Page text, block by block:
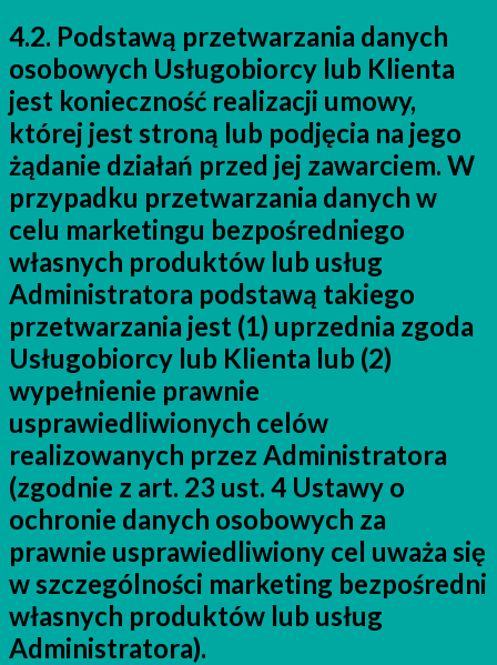
4.2. Podstawą przetwarzania danych
osobowych Usługobiorcy lub Klienta
jest konieczność realizacji umowy,
której jest stroną lub podjęcia na jego
żądanie działań przed jej zawarciem. W
przypadku przetwarzania danych w
celu marketingu bezpośredniego
własnych produktów lub usług
Administratora podstawą takiego
przetwarzania jest (1) uprzednia zgoda
Usługobiorcy lub Klienta lub (2)
wypełnienie prawnie
usprawiedliwionych celów
realizowanych przez Administratora
(zgodnie z art. 23 ust. 4 Ustawy o
ochronie danych osobowych za
prawnie usprawiedliwiony cel uważa się
w szczególności marketing bezpośredni
własnych produktów lub usług
Administratora).